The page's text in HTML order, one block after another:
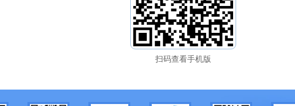
扫码查看手机版